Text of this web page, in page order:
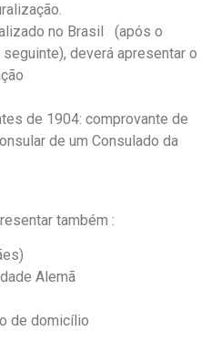
no Brasil (após o
deverá apresentar o
de 1904: comprovante de
de um Consulado da
também :
Alemã
de domicílio